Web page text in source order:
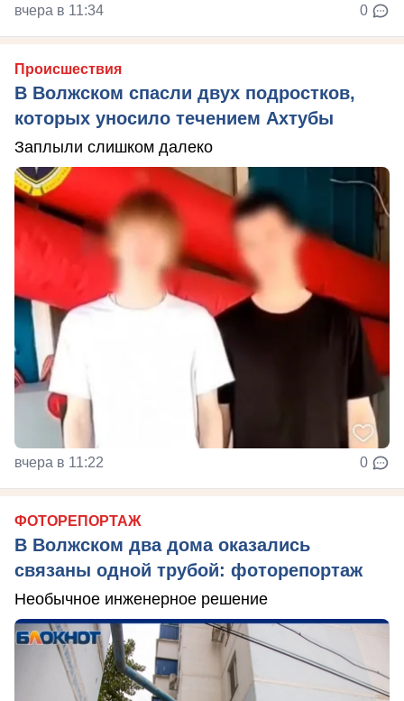
вчера в 11:34 0
Происшествия
В Волжском спасли двух подростков,
которых уносило течением Ахтубы
Заплыли слишком далеко
вчера в 11:22 0
ФОТОРЕПОРТАЖ
В Волжском два дома оказались
связаны одной трубой: фоторепортаж
Необычное инженерное решение